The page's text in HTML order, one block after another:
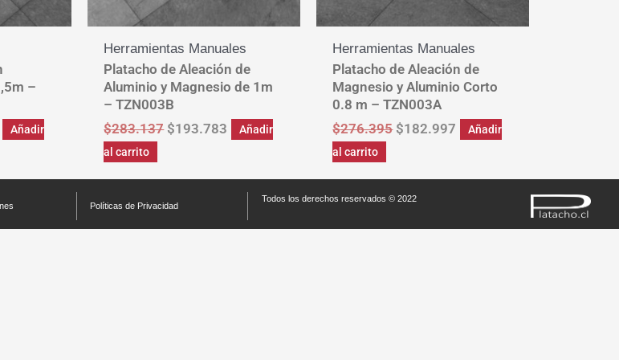
–
Añadir
Herramientas Manuales
Platacho de Aleación de
Aluminio y Magnesio de 1m
– TZN003B
$283.137 $193.783
Añadir
al carrito
Herramientas Manuales
Platacho de Aleación de
Magnesio y Aluminio Corto
0.8 m – TZN003A
$276.395 $182.997
Añadir
al carrito
Políticas de Privacidad
Todos los derechos reservados © 2022